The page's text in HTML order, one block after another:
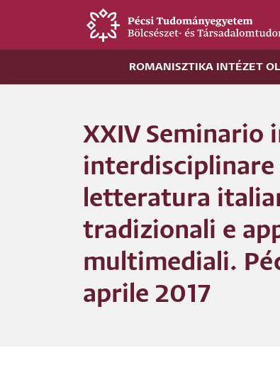
ROMANISZTIKA INTÉZET
XXIV Seminario
interdisciplinare
letteratura
tradizionali e
multimediali.
aprile 2017